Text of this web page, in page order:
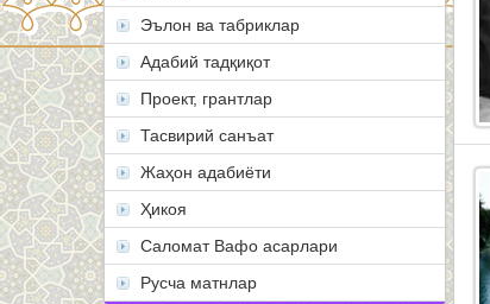
Эълон ва табриклар
Адабий тадқиқот
Проект, грантлар
Тасвирий санъат
Жаҳон адабиёти
Ҳикоя
Саломат Вафо асарлари
Русча матнлар